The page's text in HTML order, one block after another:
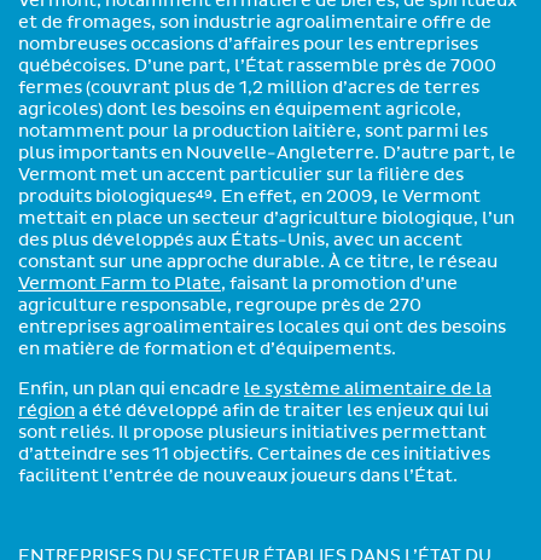
et de fromages, son industrie agroalimentaire offre de
nombreuses occasions d’affaires pour les entreprises
québécoises. D’une part, l’État rassemble près de 7000
fermes (couvrant plus de 1,2 million d’acres de terres
agricoles) dont les besoins en équipement agricole,
notamment pour la production laitière, sont parmi les
plus importants en Nouvelle-Angleterre. D’autre part, le
Vermont met un accent particulier sur la filière des
produits biologiques49. En effet, en 2009, le Vermont
mettait en place un secteur d’agriculture biologique, l’un
des plus développés aux États-Unis, avec un accent
constant sur une approche durable. À ce titre, le réseau
Vermont Farm to Plate, faisant la promotion d’une
agriculture responsable, regroupe près de 270
entreprises agroalimentaires locales qui ont des besoins
en matière de formation et d’équipements.
Enfin, un plan qui encadre le système alimentaire de la
région a été développé afin de traiter les enjeux qui lui
sont reliés. Il propose plusieurs initiatives permettant
d’atteindre ses 11 objectifs. Certaines de ces initiatives
facilitent l’entrée de nouveaux joueurs dans l’État.
ENTREPRISES DU SECTEUR ÉTABLIES DANS L’ÉTAT DU